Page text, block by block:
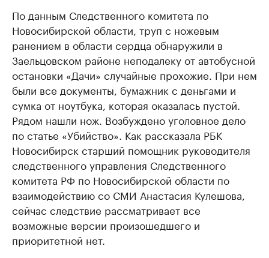
По данным Следственного комитета по
Новосибирской области, труп с ножевым
ранением в области сердца обнаружили в
Заельцовском районе неподалеку от автобусной
остановки «Дачи» случайные прохожие. При нем
были все документы, бумажник с деньгами и
сумка от ноутбука, которая оказалась пустой.
Рядом нашли нож. Возбуждено уголовное дело
по статье «Убийство». Как рассказала РБК
Новосибирск старший помощник руководителя
следственного управления Следственного
комитета РФ по Новосибирской области по
взаимодействию со СМИ Анастасия Кулешова,
сейчас следствие рассматривает все
возможные версии произошедшего и
приоритетной нет.